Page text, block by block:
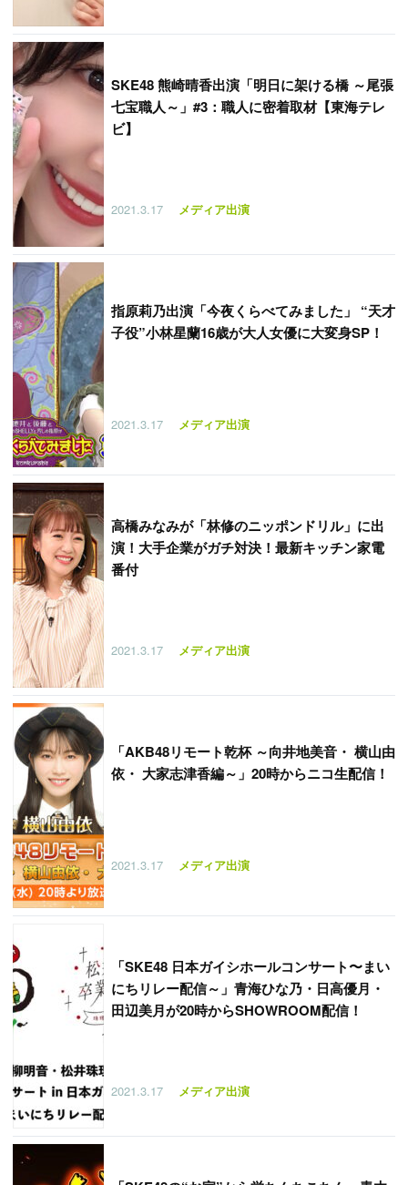
SKE48 熊崎晴香出演「明日に架ける橋 ～尾張
七宝職人～」#3：職人に密着取材【東海テレ
ビ】
2021.3.17 メディア出演
指原莉乃出演「今夜くらべてみました」 “天才
子役”小林星蘭16歳が大人女優に大変身SP！
2021.3.17 メディア出演
高橋みなみが「林修のニッポンドリル」に出
演！大手企業がガチ対決！最新キッチン家電
番付
2021.3.17 メディア出演
「AKB48リモート乾杯 ～向井地美音・ 横山由
依・ 大家志津香編～」20時からニコ生配信！
2021.3.17 メディア出演
「SKE48 日本ガイシホールコンサート〜まい
にちリレー配信～」青海ひな乃・日高優月・
田辺美月が20時からSHOWROOM配信！
2021.3.17 メディア出演